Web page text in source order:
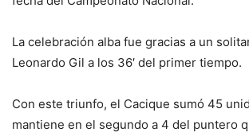
La celebración alba fue gracias a un
Leonardo Gil a los 36′ del primer tiempo.
Con este triunfo, el Cacique sumó 45
mantiene en el segundo a 4 del puntero